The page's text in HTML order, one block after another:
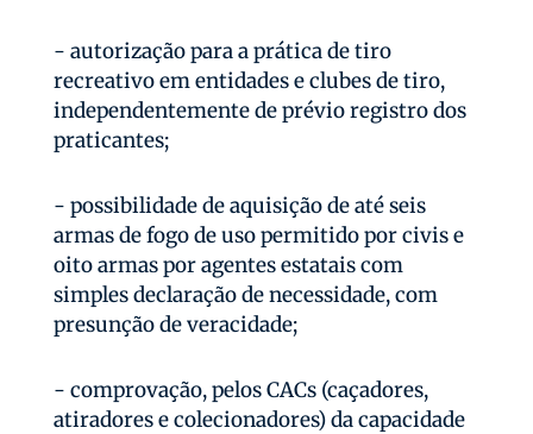
- autorização para a prática de tiro
recreativo em entidades e clubes de tiro,
independentemente de prévio registro dos
praticantes;
- possibilidade de aquisição de até seis
armas de fogo de uso permitido por civis e
oito armas por agentes estatais com
simples declaração de necessidade, com
presunção de veracidade;
- comprovação, pelos CACs (caçadores,
atiradores e colecionadores) da capacidade